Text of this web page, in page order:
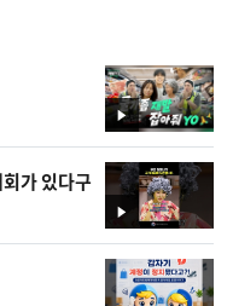
영
상
영
상
가 있다구